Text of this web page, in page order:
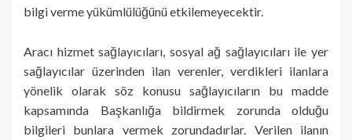
bilgi verme yükümlülüğünü etkilemeyecektir.
Aracı hizmet sağlayıcıları, sosyal ağ sağlayıcıları ile yer
sağlayıcılar üzerinden ilan verenler, verdikleri ilanlara
yönelik olarak söz konusu sağlayıcıların bu madde
kapsamında Başkanlığa bildirmek zorunda olduğu
bilgileri bunlara vermek zorundadırlar. Verilen ilanın